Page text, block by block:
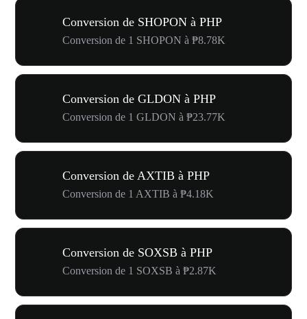
Conversion de SHOPON à PHP
Conversion de 1 SHOPON à ₱8.78K
Conversion de GLDON à PHP
Conversion de 1 GLDON à ₱23.77K
Conversion de AXTIB à PHP
Conversion de 1 AXTIB à ₱4.18K
Conversion de SOXSB à PHP
Conversion de 1 SOXSB à ₱2.87K